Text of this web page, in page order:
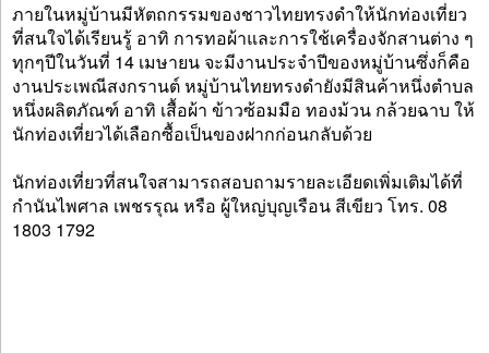
ภายในหมู่บ้านมีหัตถกรรมของชาวไทยทรงดำให้นักท่องเที่ยว
ที่สนใจได้เรียนรู้ อาทิ การทอผ้าและการใช้เครื่องจักสานต่าง ๆ
ทุกๆปีในวันที่ 14 เมษายน จะมีงานประจำปีของหมู่บ้านซึ่งก็คือ
งานประเพณีสงกรานต์ หมู่บ้านไทยทรงดำยังมีสินค้าหนึ่งตำบล
หนึ่งผลิตภัณฑ์ อาทิ เสื้อผ้า ข้าวซ้อมมือ ทองม้วน กล้วยฉาบ ให้
นักท่องเที่ยวได้เลือกซื้อเป็นของฝากก่อนกลับด้วย
นักท่องเที่ยวที่สนใจสามารถสอบถามรายละเอียดเพิ่มเติมได้ที่
กำนันไพศาล เพชรรุณ หรือ ผู้ใหญ่บุญเรือน สีเขียว โทร. 08
1803 1792